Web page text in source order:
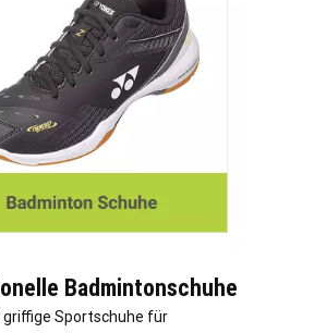
Badmintonschuhe
griffige Sportschuhe für